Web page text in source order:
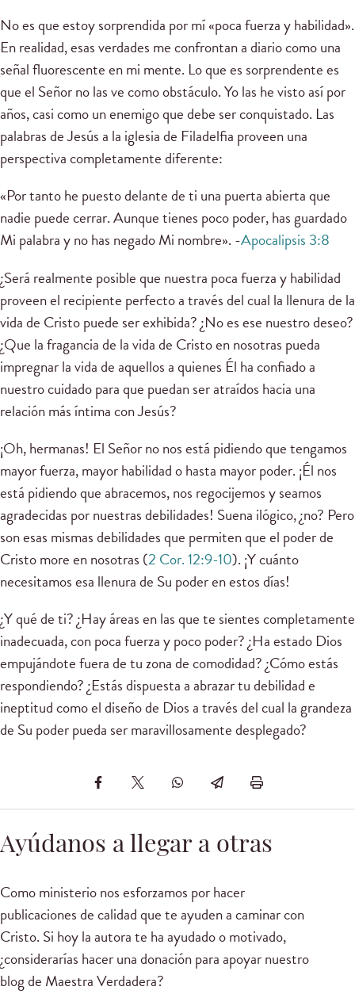
No es que estoy sorprendida por mí «poca fuerza y habilidad».
En realidad, esas verdades me confrontan a diario como una
señal fluorescente en mi mente. Lo que es sorprendente es
que el Señor no las ve como obstáculo. Yo las he visto así por
años, casi como un enemigo que debe ser conquistado. Las
palabras de Jesús a la iglesia de Filadelfia proveen una
perspectiva completamente diferente:
«Por tanto he puesto delante de ti una puerta abierta que
nadie puede cerrar. Aunque tienes poco poder, has guardado
Mi palabra y no has negado Mi nombre». -Apocalipsis 3:8
¿Será realmente posible que nuestra poca fuerza y habilidad
proveen el recipiente perfecto a través del cual la llenura de la
vida de Cristo puede ser exhibida? ¿No es ese nuestro deseo?
¿Que la fragancia de la vida de Cristo en nosotras pueda
impregnar la vida de aquellos a quienes Él ha confiado a
nuestro cuidado para que puedan ser atraídos hacia una
relación más íntima con Jesús?
¡Oh, hermanas! El Señor no nos está pidiendo que tengamos
mayor fuerza, mayor habilidad o hasta mayor poder. ¡Él nos
está pidiendo que abracemos, nos regocijemos y seamos
agradecidas por nuestras debilidades! Suena ilógico, ¿no? Pero
son esas mismas debilidades que permiten que el poder de
Cristo more en nosotras (2 Cor. 12:9-10). ¡Y cuánto
necesitamos esa llenura de Su poder en estos días!
¿Y qué de ti? ¿Hay áreas en las que te sientes completamente
inadecuada, con poca fuerza y poco poder? ¿Ha estado Dios
empujándote fuera de tu zona de comodidad? ¿Cómo estás
respondiendo? ¿Estás dispuesta a abrazar tu debilidad e
ineptitud como el diseño de Dios a través del cual la grandeza
de Su poder pueda ser maravillosamente desplegado?
Ayúdanos a llegar a otras
Como ministerio nos esforzamos por hacer
publicaciones de calidad que te ayuden a caminar con
Cristo. Si hoy la autora te ha ayudado o motivado,
¿considerarías hacer una donación para apoyar nuestro
blog de Maestra Verdadera?